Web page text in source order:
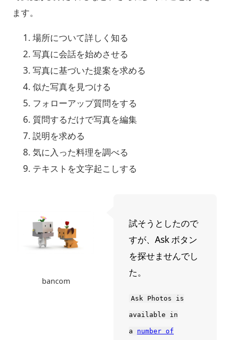
ます。
場所について詳しく知る
写真に会話を始めさせる
写真に基づいた提案を求める
似た写真を見つける
フォローアップ質問をする
質問するだけで写真を編集
説明を求める
気に入った料理を調べる
テキストを文字起こしする
bancom
試そうとしたので
すが、Ask ボタン
を探せませんでし
た。
Ask Photos is
available in
a number of